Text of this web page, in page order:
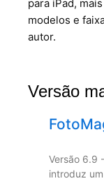
para iPad,
modelos e
autor.
Versão
Versão 6.9
introduz